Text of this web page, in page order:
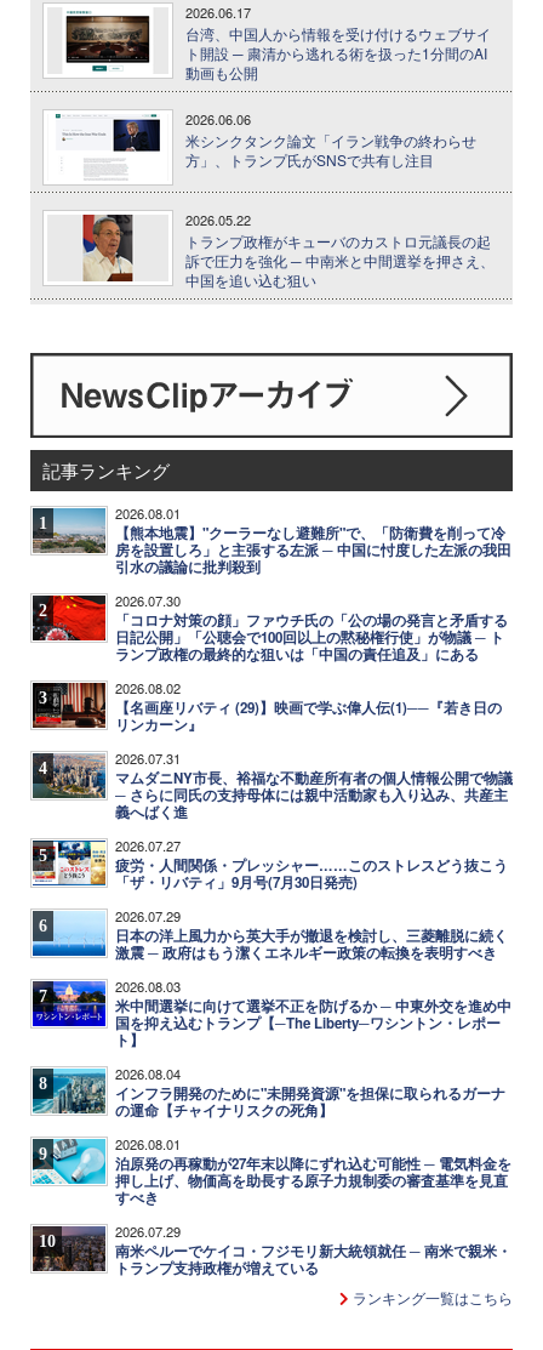
2026.06.17
台湾、中国人から情報を受け付けるウェブサイ
ト開設 ─ 粛清から逃れる術を扱った1分間のAI
動画も公開
2026.06.06
米シンクタンク論文「イラン戦争の終わらせ
方」、トランプ氏がSNSで共有し注目
2026.05.22
トランプ政権がキューバのカストロ元議長の起
訴で圧力を強化 ─ 中南米と中間選挙を押さえ、
中国を追い込む狙い
記事ランキング
1 2026.08.01
【熊本地震】"クーラーなし避難所"で、「防衛費を削って冷
房を設置しろ」と主張する左派 ─ 中国に忖度した左派の我田
引水の議論に批判殺到
2 2026.07.30
「コロナ対策の顔」ファウチ氏の「公の場の発言と矛盾する
日記公開」「公聴会で100回以上の黙秘権行使」が物議 ─ ト
ランプ政権の最終的な狙いは「中国の責任追及」にある
3 2026.08.02
【名画座リバティ (29)】映画で学ぶ偉人伝(1)──『若き日の
リンカーン』
4 2026.07.31
マムダニNY市長、裕福な不動産所有者の個人情報公開で物議
─ さらに同氏の支持母体には親中活動家も入り込み、共産主
義へばく進
5 2026.07.27
疲労・人間関係・プレッシャー……このストレスどう抜こう
「ザ・リバティ」9月号(7月30日発売)
6 2026.07.29
日本の洋上風力から英大手が撤退を検討し、三菱離脱に続く
激震 ─ 政府はもう潔くエネルギー政策の転換を表明すべき
7 2026.08.03
米中間選挙に向けて選挙不正を防げるか ─ 中東外交を進め中
国を抑え込むトランプ【─The Liberty─ワシントン・レポー
ト】
8 2026.08.04
インフラ開発のために"未開発資源"を担保に取られるガーナ
の運命【チャイナリスクの死角】
9 2026.08.01
泊原発の再稼動が27年末以降にずれ込む可能性 ─ 電気料金を
押し上げ、物価高を助長する原子力規制委の審査基準を見直
すべき
10 2026.07.29
南米ペルーでケイコ・フジモリ新大統領就任 ─ 南米で親米・
トランプ支持政権が増えている
ランキング一覧はこちら